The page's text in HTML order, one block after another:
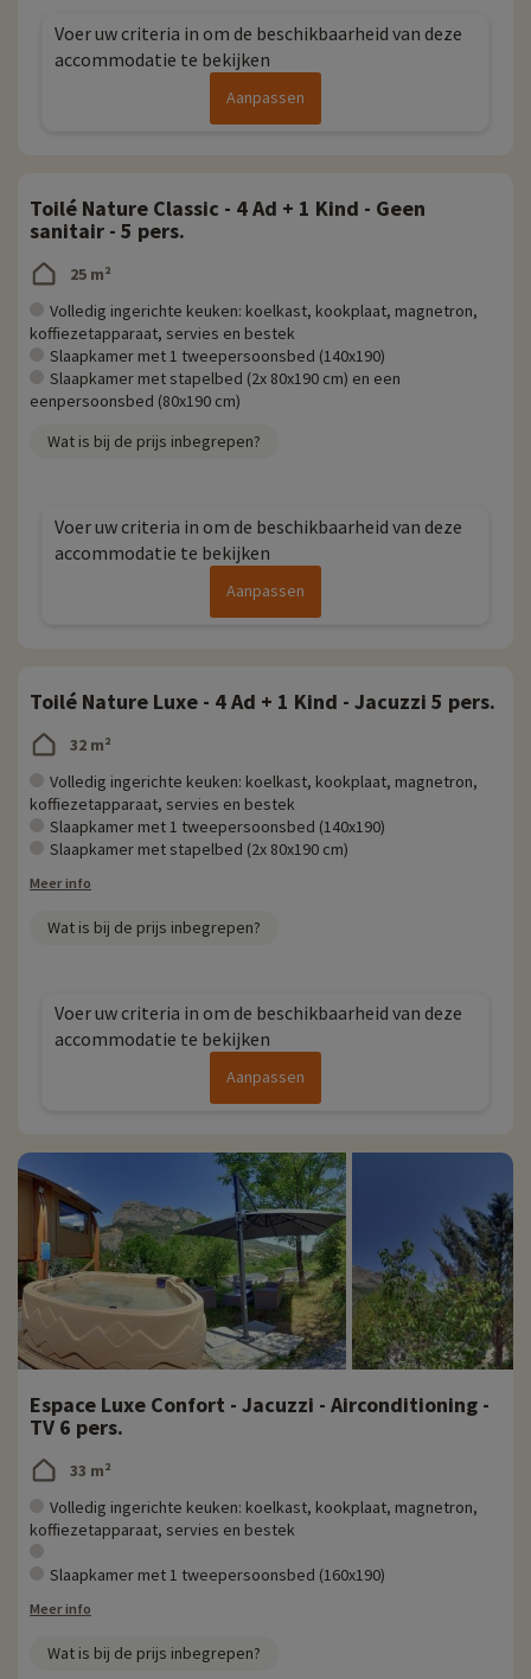
Voer uw criteria in om de beschikbaarheid van deze
accommodatie te bekijken
Aanpassen
Toilé Nature Classic - 4 Ad + 1 Kind - Geen
sanitair - 5 pers.
25 m²
Volledig ingerichte keuken: koelkast, kookplaat, magnetron,
koffiezetapparaat, servies en bestek
Slaapkamer met 1 tweepersoonsbed (140x190)
Slaapkamer met stapelbed (2x 80x190 cm) en een
eenpersoonsbed (80x190 cm)
Wat is bij de prijs inbegrepen?
Voer uw criteria in om de beschikbaarheid van deze
accommodatie te bekijken
Aanpassen
Toilé Nature Luxe - 4 Ad + 1 Kind - Jacuzzi 5 pers.
32 m²
Volledig ingerichte keuken: koelkast, kookplaat, magnetron,
koffiezetapparaat, servies en bestek
Slaapkamer met 1 tweepersoonsbed (140x190)
Slaapkamer met stapelbed (2x 80x190 cm)
Meer info
Wat is bij de prijs inbegrepen?
Voer uw criteria in om de beschikbaarheid van deze
accommodatie te bekijken
Aanpassen
Espace Luxe Confort - Jacuzzi - Airconditioning -
TV 6 pers.
33 m²
Volledig ingerichte keuken: koelkast, kookplaat, magnetron,
koffiezetapparaat, servies en bestek
Slaapkamer met 1 tweepersoonsbed (160x190)
Meer info
Wat is bij de prijs inbegrepen?